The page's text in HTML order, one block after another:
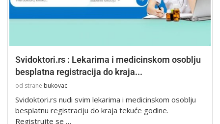
Svidoktori.rs : Lekarima i medicinskom osoblju
besplatna registracija do kraja...
od strane bukovac
Svidoktori.rs nudi svim lekarima i medicinskom osoblju
besplatnu registraciju do kraja tekuće godine.
Registrujte se …